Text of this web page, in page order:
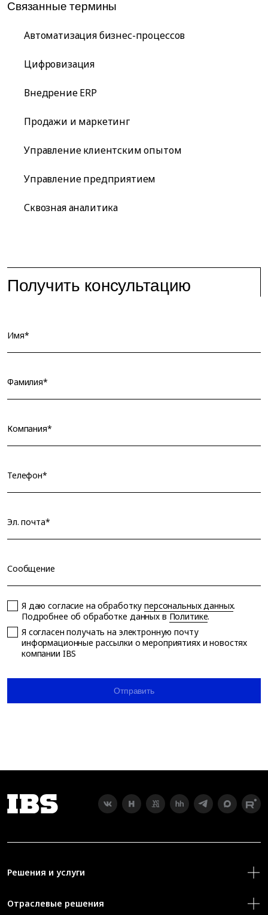
Связанные термины
Автоматизация бизнес-процессов
Цифровизация
Внедрение ERP
Продажи и маркетинг
Управление клиентским опытом
Управление предприятием
Сквозная аналитика
Получить консультацию
Имя*
Фамилия*
Компания*
Телефон*
Эл. почта*
Сообщение
Я даю согласие на обработкуперсональных данных.
Подробнее об обработке данных в Политике.
Я согласен получать на электронную почту
информационные рассылки о мероприятиях и новостях
компании IBS
Отправить
Решения и услуги
Отраслевые решения